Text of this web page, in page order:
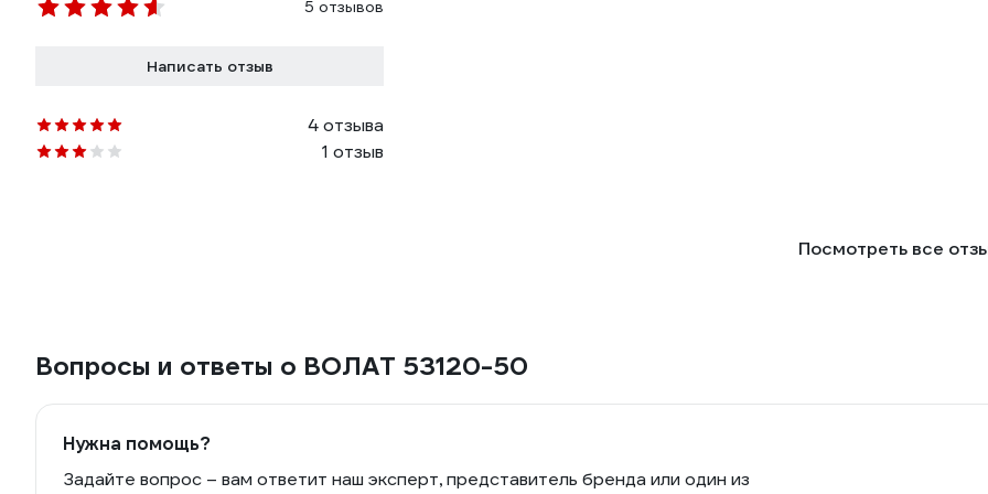
5 отзывов
Написать отзыв
4 отзыва
1 отзыв
Посмотреть все
Вопросы и ответы о ВОЛАТ 53120-50
Нужна помощь?
Задайте вопрос – вам ответит наш эксперт, представитель бренда или один из